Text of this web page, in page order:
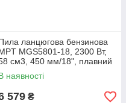
ланцюгова бензинова
MGS5801-18, 2300 Вт,
см3, 450 мм/18", плавний
наявності
579 ₴